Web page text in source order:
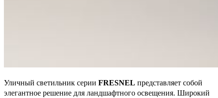
Уличный светильник серии FRESNEL представляет собой
элегантное решение для ландшафтного освещения. Широкий